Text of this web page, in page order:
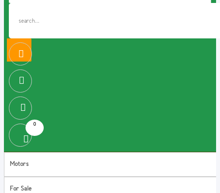
0
Motors
For Sale